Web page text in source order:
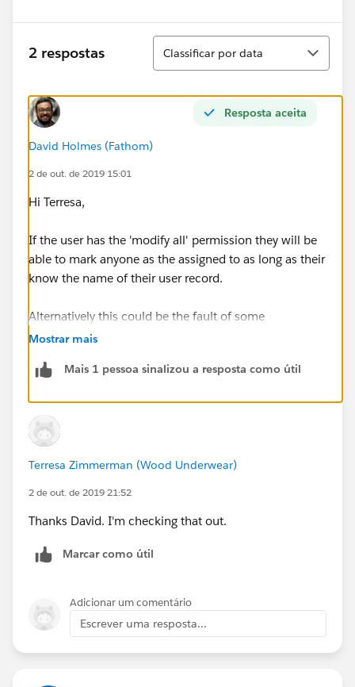
2 respostas
Classificar
Classificar por data
Resposta aceita
David Holmes (Fathom)
2 de out. de 2019 15:01
Hi Terresa,
If the user has the 'modify all' permission they will be
able to mark anyone as the assigned to as long as their
know the name of their user record.
Alternatively this could be the fault of some
automation that hasn't been set up correctly. Where
admin is still marked as the created by user.
Mostrar mais
Mais 1 pessoa sinalizou a resposta como útil
Terresa Zimmerman (Wood Underwear)
2 de out. de 2019 21:52
Thanks David. I'm checking that out.
Marcar como útil
Adicionar um comentário
Escrever uma resposta...